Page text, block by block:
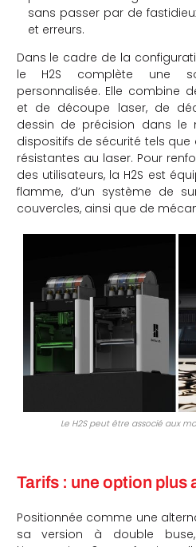
sans passer par de
et erreurs.
Dans le cadre de la
le H2S complète une
personnalisée. Elle combine
et de découpe laser, de
dessin de précision dans le
dispositifs de sécurité tels que
résistantes au laser. Pour
des utilisateurs, la H2S est
flamme, d’un système de
couvercles, ainsi que de
Le H2S peut être associé aux
Tarifs : une option plus
Positionnée comme une
sa version à double